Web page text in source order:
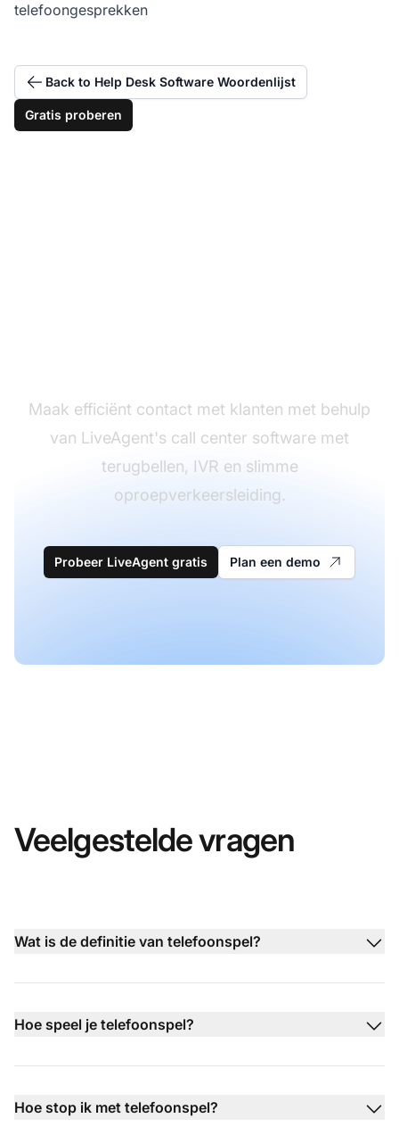
telefoongesprekken
Back to Help Desk Software Woordenlijst
Gratis proberen
Maak efficiënt contact met klanten met behulp
van LiveAgent's call center software met
terugbellen, IVR en slimme
oproepverkeersleiding.
Probeer LiveAgent gratis Plan een demo
Veelgestelde vragen
Wat is de definitie van telefoonspel?
Hoe speel je telefoonspel?
Hoe stop ik met telefoonspel?